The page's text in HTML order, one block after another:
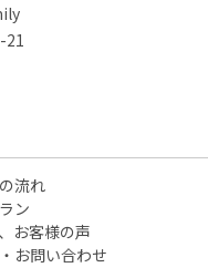
21
流れ
ン
お客様の声
お問い合わせ